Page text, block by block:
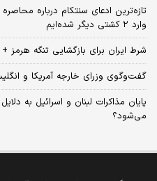
وارد ۲ کشتی دیگر شده‌ایم
شرط ایران برای بازگشایی تنگه هرمز
گفت‌وگوی وزرای خارجه آمریکا و
پایان مذاکرات لبنان و اسرائیل به
می‌شود؟